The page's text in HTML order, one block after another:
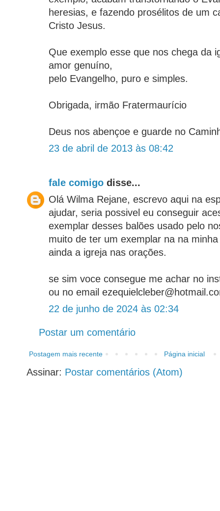
heresias, e fazendo prosélitos de um
Cristo Jesus.
Que exemplo esse que nos chega da
amor genuíno,
pelo Evangelho, puro e simples.
Obrigada, irmão Fratermaurício
Deus nos abençoe e guarde no
23 de abril de 2013 às 08:42
fale comigo disse...
Olá Wilma Rejane, escrevo aqui na
ajudar, seria possivel eu conseguir
exemplar desses balões usado pelo
muito de ter um exemplar na na
ainda a igreja nas orações.
se sim voce consegue me achar no
ou no email
22 de junho de 2024 às 02:34
Postar um comentário
Postagem mais recente Página inicial
Assinar: Postar comentários (Atom)